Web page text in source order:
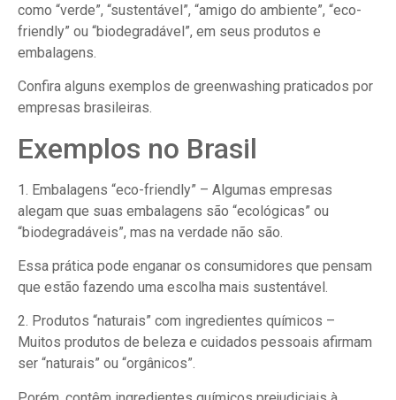
como “verde”, “sustentável”, “amigo do ambiente”, “eco-
friendly” ou “biodegradável”, em seus produtos e
embalagens.
Confira alguns exemplos de greenwashing praticados por
empresas brasileiras.
Exemplos no Brasil
1. Embalagens “eco-friendly” – Algumas empresas
alegam que suas embalagens são “ecológicas” ou
“biodegradáveis”, mas na verdade não são.
Essa prática pode enganar os consumidores que pensam
que estão fazendo uma escolha mais sustentável.
2. Produtos “naturais” com ingredientes químicos –
Muitos produtos de beleza e cuidados pessoais afirmam
ser “naturais” ou “orgânicos”.